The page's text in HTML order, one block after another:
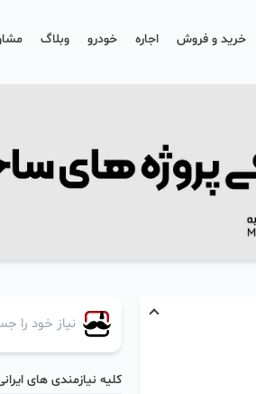
خرید و فروش اجاره خودرو وبلاگ
کلیه نیازمندی های